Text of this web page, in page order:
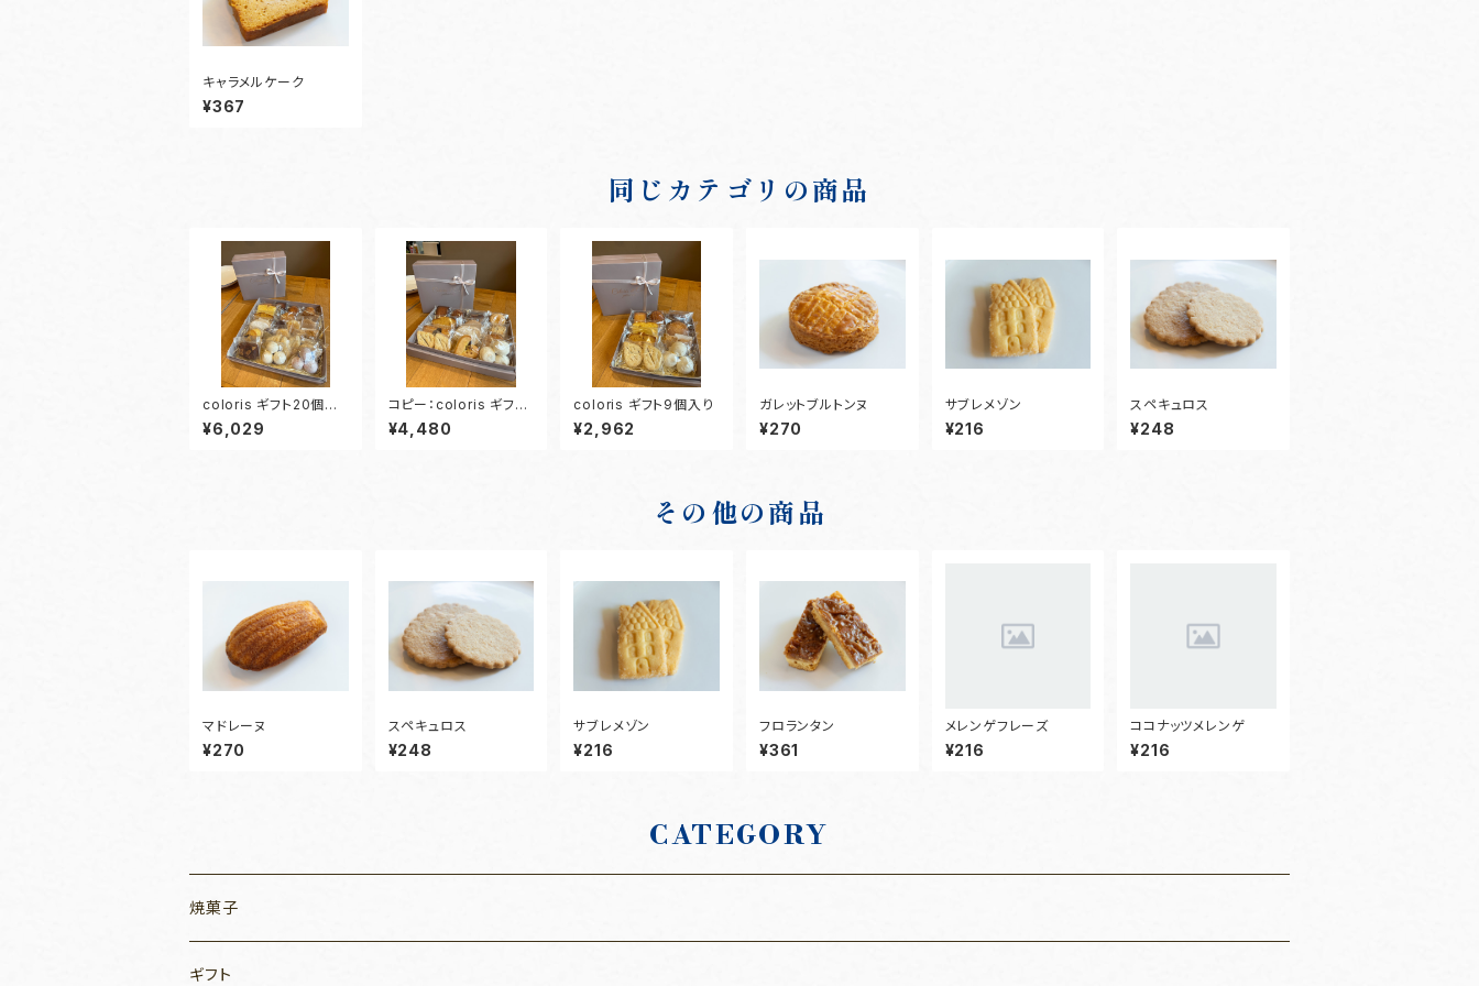
キャラメルケーク
¥367
同じカテゴリの商品
coloris ギフト20個入
り
¥6,029
コピー：coloris ギフト1
4個入り
¥4,480
coloris ギフト9個入り
¥2,962
ガレットブルトンヌ
¥270
サブレメゾン
¥216
スペキュロス
¥248
その他の商品
マドレーヌ
¥270
スペキュロス
¥248
サブレメゾン
¥216
フロランタン
¥361
メレンゲフレーズ
¥216
ココナッツメレンゲ
¥216
CATEGORY
焼菓子
ギフト